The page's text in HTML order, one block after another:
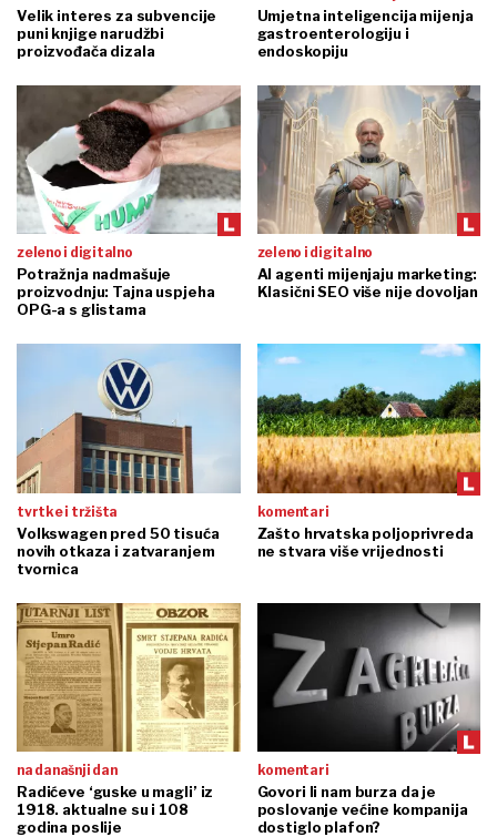
Velik interes za subvencije
puni knjige narudžbi
proizvođača dizala
Umjetna inteligencija mijenja
gastroenterologiju i
endoskopiju
zeleno i digitalno
Potražnja nadmašuje
proizvodnju: Tajna uspjeha
OPG-a s glistama
zeleno i digitalno
AI agenti mijenjaju marketing:
Klasični SEO više nije dovoljan
tvrtke i tržišta
Volkswagen pred 50 tisuća
novih otkaza i zatvaranjem
tvornica
komentari
Zašto hrvatska poljoprivreda
ne stvara više vrijednosti
na današnji dan
Radićeve ‘guske u magli’ iz
1918. aktualne su i 108
godina poslije
komentari
Govori li nam burza da je
poslovanje većine kompanija
dostiglo plafon?